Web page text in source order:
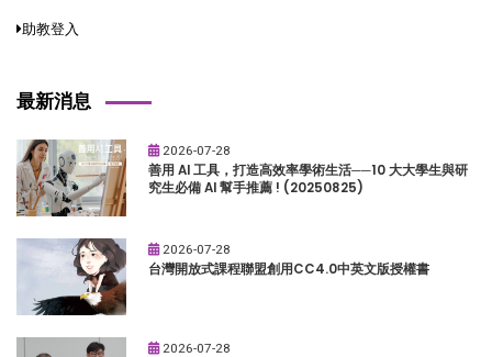
助教登入
最新消息
2026-07-28
善用 AI 工具，打造高效率學術生活──10 大大學生與研
究生必備 AI 幫手推薦 ! (20250825)
2026-07-28
台灣開放式課程聯盟創用CC4.0中英文版授權書
2026-07-28